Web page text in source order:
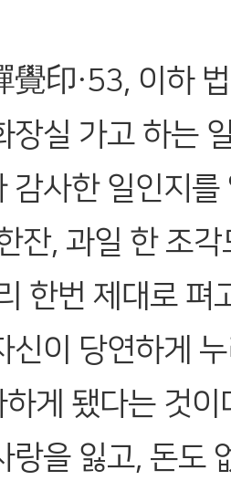
印·53, 이하
장실 가고 하는
감사한 일인지를
잔, 과일 한 조
한번 제대로 펴
신이 당연하게
게 됐다는 것
랑을 잃고, 돈도